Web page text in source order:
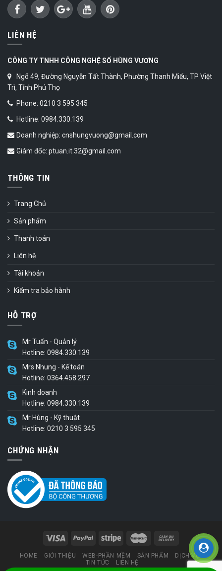
LIÊN HỆ
CÔNG TY TNHH CÔNG NGHỆ SỐ HÙNG VƯƠNG
Ngõ 49, Đường Nguyễn Tất Thành, Phường Thanh Miếu, TP Việt
Trì, Tỉnh Phú Thọ
Phone: 0210 3 595 345
Hotline: 0984.330.139
Doanh nghiệp: cnshungvuong@gmail.com
Giám đốc: ptuan.it.32@gmail.com
THÔNG TIN
Trang Chủ
Sản phẩm
Thanh toán
Liên hệ
Tài khoản
Kiểm tra bảo hành
HỖ TRỢ
Mr Tuấn - Quản lý
Hotline: 0984.330.139
Mrs Nhung - Kế toán
Hotline: 0364.458.297
Kinh doanh
Hotline: 0984.330.139
Mr Hùng - Kỹ thuật
Hotline: 0210 3 595 345
CHỨNG NHẬN
HOME GIỚI THIỆU WEB-PHẦN MỀM SẢN PHẨM
DỊCH VỤ
TIN TỨC
LIÊN HỆ